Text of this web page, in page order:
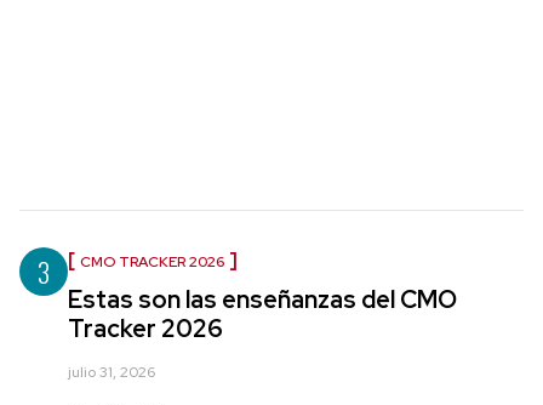
3 CMO TRACKER 2026
Estas son las enseñanzas del CMO
Tracker 2026
julio 31, 2026